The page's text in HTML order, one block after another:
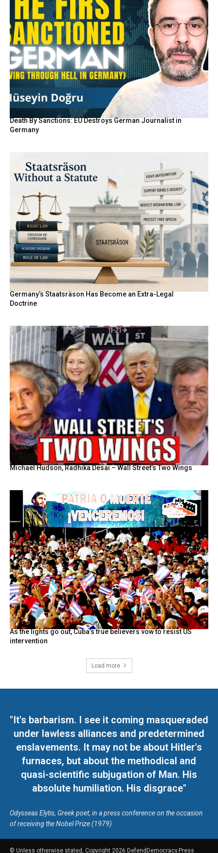
Death By Sanctions: EU Destroys German Journalist in
Germany
Germany’s Staatsräson Has Become an Extra-Legal
Doctrine
Michael Hudson, Radhika Desai – Wall Street’s Two Wings
As the lights go out, Cuba’s true believers vow to resist US
intervention
Load more
"It's barbarism. I see it coming masqueraded
under lawless alliances and predetermined
enslavements. It may not be about Hitler's
furnaces, but about the methodical and
quasi-scientific subjugation of Man. His
absolute humiliation. His disgrace"
Odysseas Elytis, Greek poet, in a press conference on the occasion
of receiving the Nobel Prize (1979)
© Unless otherwise stated, Copyright 2026 DefendDemocracy.Press